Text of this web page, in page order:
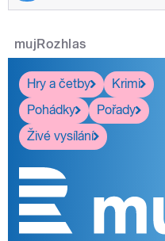
mujRozhlas
Hry a četby
Krimi
Pohádky
Pořady
Živé vysílání